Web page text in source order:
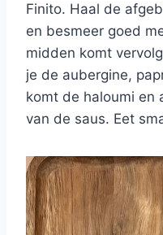
Finito. Haal de
en besmeer goed
midden komt
je de aubergine,
komt de haloumi en
van de saus. Eet